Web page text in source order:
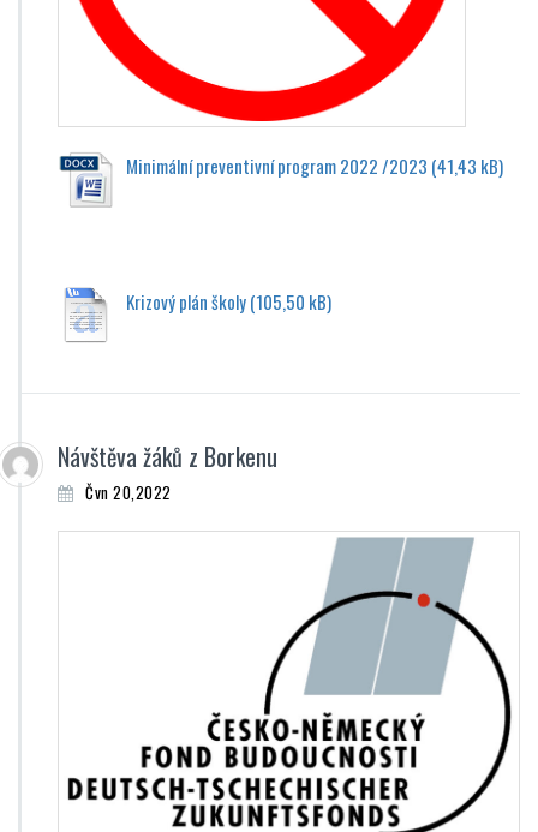
Minimální preventivní program 2022 /2023
Krizový plán školy
Návštěva žáků z Borkenu
Čvn 20,2022